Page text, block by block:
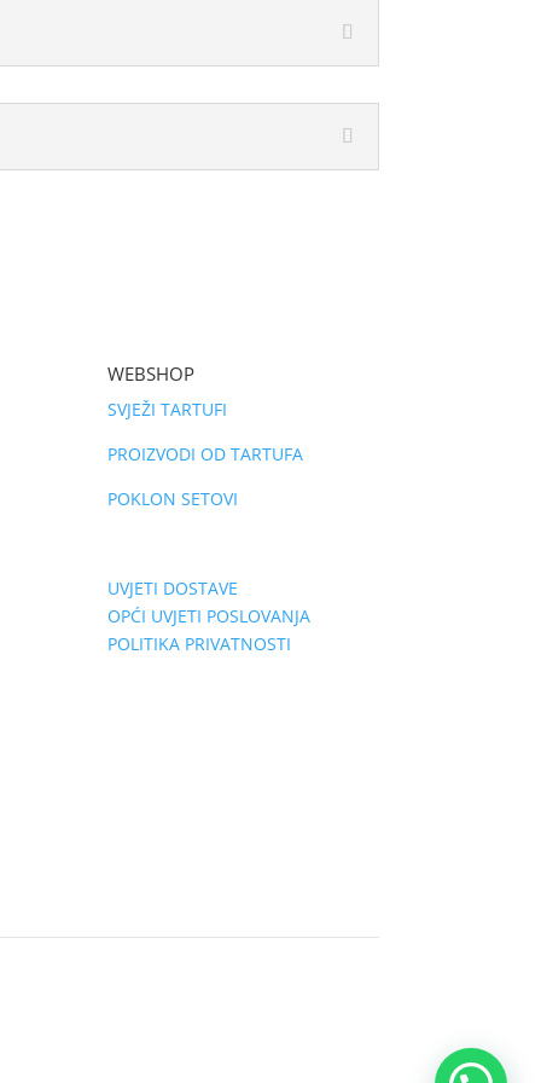
WEBSHOP
SVJEŽI TARTUFI
PROIZVODI OD TARTUFA
POKLON SETOVI
UVJETI DOSTAVE
OPĆI UVJETI POSLOVANJA
POLITIKA PRIVATNOSTI